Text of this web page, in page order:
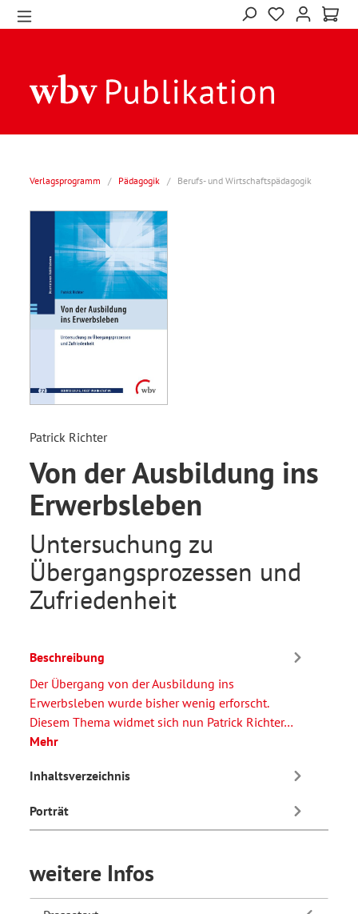
Verlagsprogramm / Pädagogik / Berufs- und Wirtschaftspädagogik
Patrick Richter
Von der Ausbildung ins
Erwerbsleben
Untersuchung zu
Übergangsprozessen und
Zufriedenheit
Beschreibung
Der Übergang von der Ausbildung ins
Erwerbsleben wurde bisher wenig erforscht.
Diesem Thema widmet sich nun Patrick Richter…
Mehr
Inhaltsverzeichnis
Porträt
weitere Infos